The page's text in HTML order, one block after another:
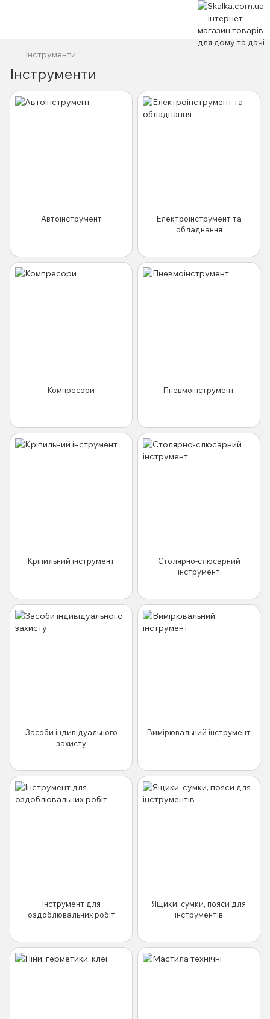
Інструменти
Інструменти
Автоінструмент
Електроінструмент та
обладнання
Компресори Пневмоінструмент
Кріпильний інструмент
Столярно-слюсарний
інструмент
Засоби індивідуального
захисту
Вимірювальний інструмент
Інструмент для
оздоблювальних робіт
Ящики, сумки, пояси для
інструментів